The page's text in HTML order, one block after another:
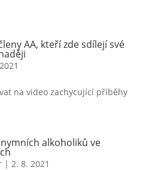
AA, kteří zde sdílejí své
na video zachycující příběhy
alkoholiků ve
| 2. 8. 2021